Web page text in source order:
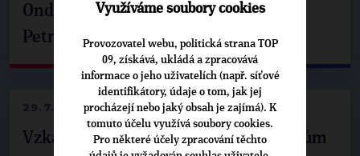
Ondřej Havel jednal s prezidentem
Petrem Pavlem
29.7.2026
Vzkaz Matěje Ondřeje Havla příznivcům
Využíváme soubory cookies
Provozovatel webu, politická strana TOP
09, získává, ukládá a zpracovává
informace o jeho uživatelích (např. síťové
identifikátory, údaje o tom, jak jej
procházejí nebo jaký obsah je zajímá). K
tomuto účelu využívá soubory cookies.
Pro některé účely zpracování těchto